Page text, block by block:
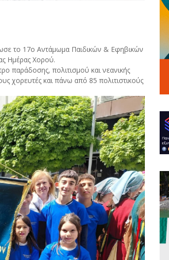
το 17ο Αντάμωμα Παιδικών & Εφηβικών
Ημέρας Χορού.
παράδοσης, πολιτισμού και νεανικής
χορευτές και πάνω από 85 πολιτιστικούς